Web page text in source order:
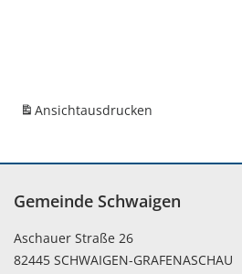
Ansichtausdrucken
Gemeinde Schwaigen
Aschauer Straße 26
82445 SCHWAIGEN-GRAFENASCHAU